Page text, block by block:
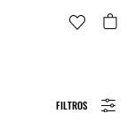
FILTROS